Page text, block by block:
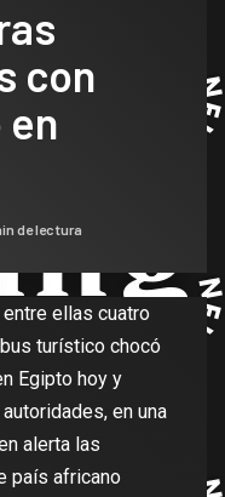
con
de lectura
ellas cuatro
turístico chocó
Egipto hoy y
en una
alerta las
país africano